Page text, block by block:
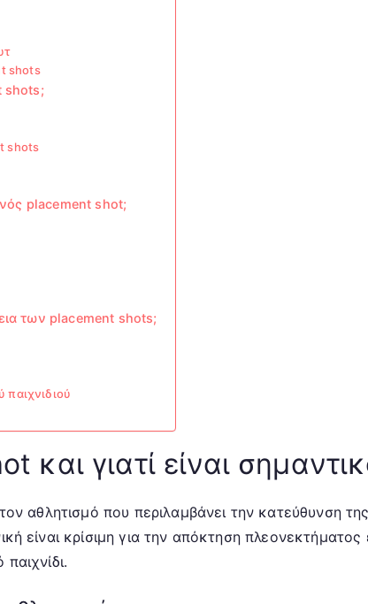
shots
shots;
shots
placement shot;
των placement shots;
παιχνιδιού
και γιατί είναι
αθλητισμό που περιλαμβάνει την κατεύθυνση
είναι κρίσιμη για την απόκτηση